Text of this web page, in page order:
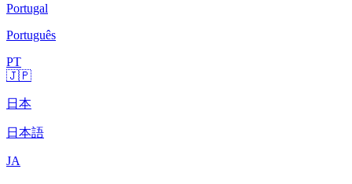
Portugal
Português
PT
🇯🇵
日本
日本語
JA